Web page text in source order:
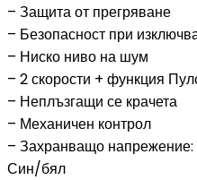
– Защита от прегряване
– Безопасност при
– Ниско ниво на шум
– 2 скорости + функция
– Неплъзгащи се крачета
– Механичен контрол
– Захранващо
Син/бял